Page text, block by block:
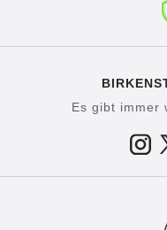
Es gibt immer